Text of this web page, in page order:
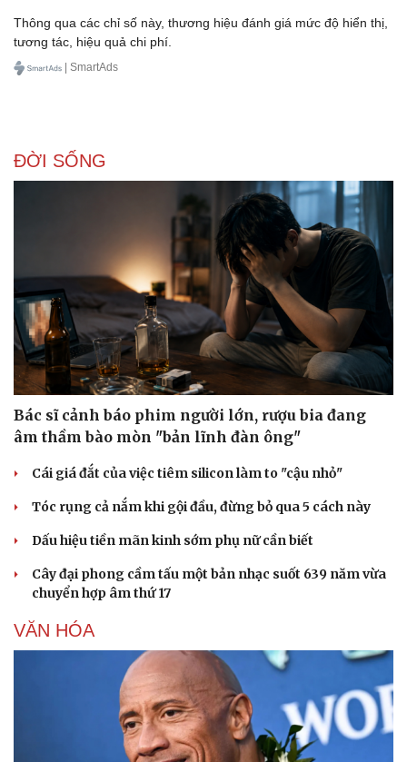
Podcast
Câu chuyện thời sự
Thông qua các chỉ số này, thương hiệu đánh giá mức độ hiển thị,
tương tác, hiệu quả chi phí.
| SmartAds
ĐỜI SỐNG
Bác sĩ cảnh báo phim người lớn, rượu bia đang
âm thầm bào mòn "bản lĩnh đàn ông"
Cái giá đắt của việc tiêm silicon làm to "cậu nhỏ"
Tóc rụng cả nắm khi gội đầu, đừng bỏ qua 5 cách này
Dấu hiệu tiền mãn kinh sớm phụ nữ cần biết
Cây đại phong cầm tấu một bản nhạc suốt 639 năm vừa
chuyển hợp âm thứ 17
VĂN HÓA